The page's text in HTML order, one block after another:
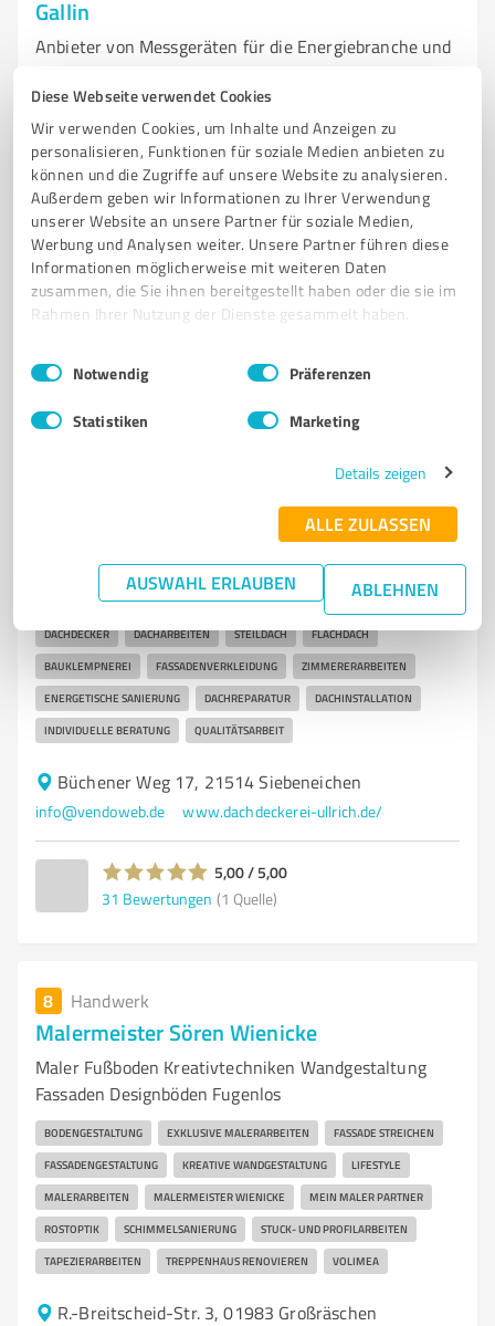
Diese Webseite verwendet Cookies
Wir verwenden Cookies, um Inhalte und Anzeigen zu
personalisieren, Funktionen für soziale Medien anbieten zu
können und die Zugriffe auf unsere Website zu analysieren.
Außerdem geben wir Informationen zu Ihrer Verwendung
unserer Website an unsere Partner für soziale Medien,
Werbung und Analysen weiter. Unsere Partner führen diese
Informationen möglicherweise mit weiteren Daten
zusammen, die Sie ihnen bereitgestellt haben oder die sie im
Rahmen Ihrer Nutzung der Dienste gesammelt haben.
Impressum Datenschutzbestimmungen
Einwilligungsauswahl
Notwendig Präferenzen
Statistiken Marketing
Details zeigen
ALLE ZULASSEN
AUSWAHL ERLAUBEN ABLEHNEN
Gallin
Anbieter von Messgeräten für die Energiebranche und
ENERGIEBRANCHE HAUSHALTSZÄHLER SMART METER GATEWAY
INDUSTRIEZÄHLER INNOVATIVE LÖSUNGEN DIGITALISIERUNG
ENERGIEWENDE QUALITÄT
Neu-Galliner Weg 1, 19258 Gallin
Tel. 038851 3260
info@emh-metering.com
emh-metering.com/
4,30 / 5,00
Adrian Ullrich Dachdeckermeister
Dachdeckermeister Adrian Ullrich – Ihr Partner für alle
Dacharbeiten in Siebenei
DACHDECKER DACHARBEITEN STEILDACH FLACHDACH
BAUKLEMPNEREI FASSADENVERKLEIDUNG ZIMMERERARBEITEN
ENERGETISCHE SANIERUNG DACHREPARATUR DACHINSTALLATION
INDIVIDUELLE BERATUNG QUALITÄTSARBEIT
Büchener Weg 17, 21514 Siebeneichen
info@vendoweb.de www.dachdeckerei-ullrich.de/
5,00 / 5,00
31 Bewertungen (1 Quelle)
8 Handwerk
Malermeister Sören Wienicke
Maler Fußboden Kreativtechniken Wandgestaltung
Fassaden Designböden Fugenlos
BODENGESTALTUNG EXKLUSIVE MALERARBEITEN FASSADE STREICHEN
FASSADENGESTALTUNG KREATIVE WANDGESTALTUNG LIFESTYLE
MALERARBEITEN MALERMEISTER WIENICKE MEIN MALER PARTNER
ROSTOPTIK SCHIMMELSANIERUNG STUCK- UND PROFILARBEITEN
TAPEZIERARBEITEN TREPPENHAUS RENOVIEREN VOLIMEA
R.-Breitscheid-Str. 3, 01983 Großräschen